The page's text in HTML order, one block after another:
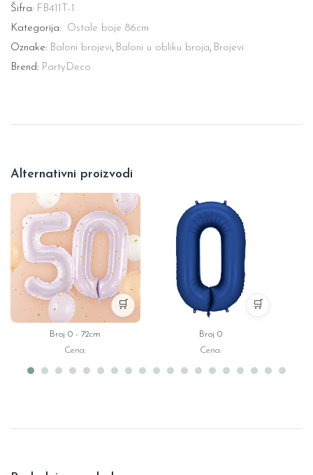
Šifra: FB411T-1
Kategorija:
Ostale boje 86cm
Oznake: Baloni brojevi, Baloni u obliku broja, Brojevi
Brend: PartyDeco
Alternativni proizvodi
🛒
Broj 0 - 72cm
Cena:
🛒
Broj 0
Cena: